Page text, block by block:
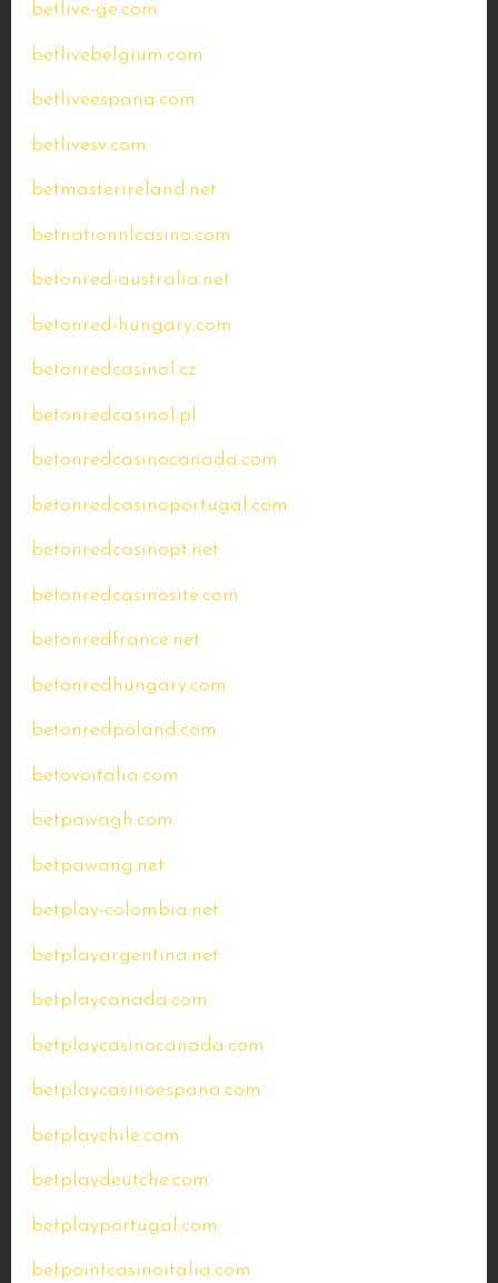
betlive-ge.com
betlivebelgium.com
betliveespana.com
betlivesv.com
betmasterireland.net
betnationnlcasino.com
betonred-australia.net
betonred-hungary.com
betonredcasino1.cz
betonredcasino1.pl
betonredcasinocanada.com
betonredcasinoportugal.com
betonredcasinopt.net
betonredcasinosite.com
betonredfrance.net
betonredhungary.com
betonredpoland.com
betovoitalia.com
betpawagh.com
betpawang.net
betplay-colombia.net
betplayargentina.net
betplaycanada.com
betplaycasinocanada.com
betplaycasinoespana.com
betplaychile.com
betplaydeutche.com
betplayportugal.com
betpointcasinoitalia.com